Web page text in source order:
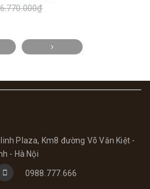
Plaza, Km8 đường Võ Văn Kiệt -
- Hà Nội
0988.777.666